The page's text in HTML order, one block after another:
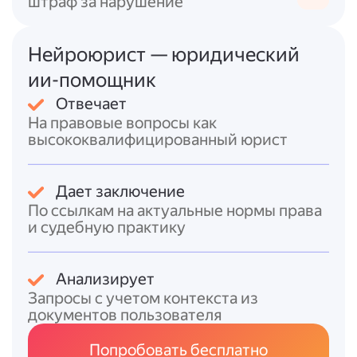
лишённым права управления ТС считается
силу постановление о назначении такого
наказания (по КоАП РФ) или приговор суда
(по УК РФ).
По истечении срока лишения для возврата
удостоверения требуется:
правонарушения в области дорожного
движения;
* пройти медицинское
освидетельствование (для ряда составов).
В КоАП РФ нет прямого перечня
«смягчающих обстоятельств»
применительно к лишению прав, однако
общие правила назначения
Нейроюрист — юридический
ии-помощник
Отвечает
На правовые вопросы как
высококвалифицированный юрист
Дает заключение
По ссылкам на актуальные нормы права
и судебную практику
Анализирует
Запросы с учетом контекста из
документов пользователя
Попробовать бесплатно